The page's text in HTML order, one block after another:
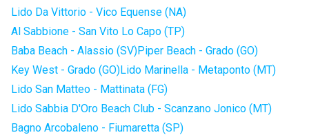
Lido Da Vittorio - Vico Equense (NA)
Al Sabbione - San Vito Lo Capo (TP)
Baba Beach - Alassio (SV)Piper Beach - Grado (GO)
Key West - Grado (GO)Lido Marinella - Metaponto (MT)
Lido San Matteo - Mattinata (FG)
Lido Sabbia D'Oro Beach Club - Scanzano Jonico (MT)
Bagno Arcobaleno - Fiumaretta (SP)